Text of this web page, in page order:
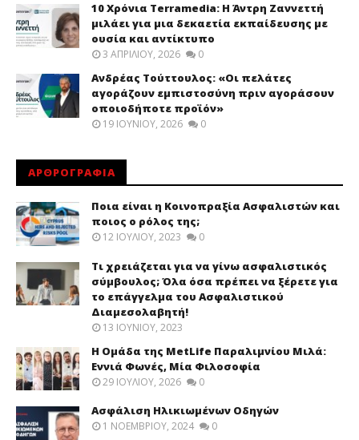
10 Χρόνια Terramedia: Η Άντρη Ζαννεττή
μιλάει για μια δεκαετία εκπαίδευσης με
ουσία και αντίκτυπο
3 ΑΠΡΙΛΊΟΥ, 2026 0
Ανδρέας Τούττουλος: «Οι πελάτες
αγοράζουν εμπιστοσύνη πριν αγοράσουν
οποιοδήποτε προϊόν»
19 ΙΟΥΝΊΟΥ, 2026 0
ΑΡΘΡΟΓΡΑΦΙΑ
Ποια είναι η Κοινοπραξία Ασφαλιστών και
ποιος ο ρόλος της;
12 ΙΟΥΛΊΟΥ, 2023 0
Τι χρειάζεται για να γίνω ασφαλιστικός
σύμβουλος; Όλα όσα πρέπει να ξέρετε για
το επάγγελμα του Ασφαλιστικού
Διαμεσολαβητή!
13 ΙΟΥΝΊΟΥ, 2023
Η Ομάδα της MetLife Παραλιμνίου Μιλά:
Εννιά Φωνές, Μία Φιλοσοφία
29 ΙΟΥΛΊΟΥ, 2026 0
Ασφάλιση Ηλικιωμένων Οδηγών
1 ΝΟΕΜΒΡΊΟΥ, 2024 0